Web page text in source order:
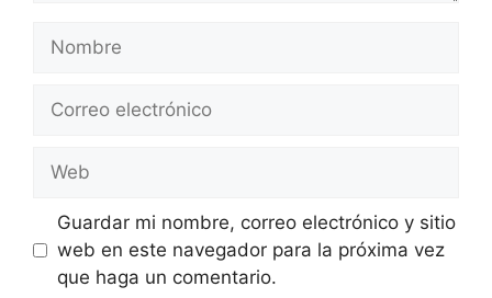
electrónico
Guardar mi nombre, correo electrónico y sitio
web en este navegador para la próxima vez
que haga un comentario.